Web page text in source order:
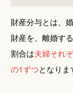
財産分与とは、
財産を、離婚す
割合は夫婦それ
の1ずつとなりま